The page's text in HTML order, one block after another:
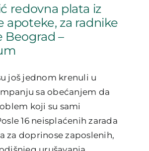
redovna plata iz
apoteke, za radnike
Beograd –
još jednom krenuli u
sa obećanjem da
koji su sami
16 neisplaćenih zarada
za doprinose zaposlenih,